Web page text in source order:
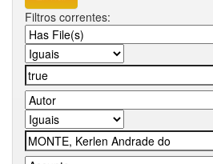
Filtros correntes: